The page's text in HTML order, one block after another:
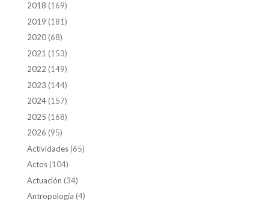
2018 (169)
2019 (181)
2020(68)
2021 (153)
2022 (149)
2023 (144)
2024(157)
2025 (168)
2026 (95)
Actividades(65)
Actos(104)
Actuación (34)
Antropología (4)